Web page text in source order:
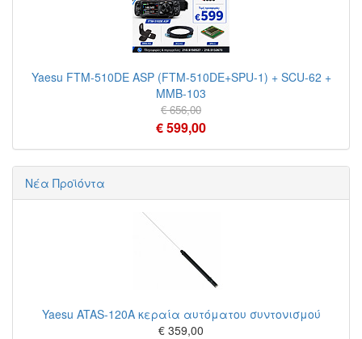
Yaesu FTM-510DE ASP (FTM-510DE+SPU-1) + SCU-62 +
MMB-103
€ 656,00
€ 599,00
Νέα Προϊόντα
Yaesu ATAS-120A κεραία αυτόματου συντονισμού
€ 359,00